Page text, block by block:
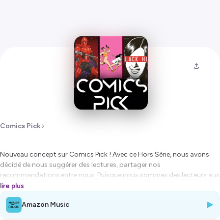
Comics Pick
Nouveau concept sur Comics Pick ! Avec ce Hors Série, nous avons
décidé de nous suggérer des lectures, partager nos
recommandations entre nous. Puisque nous sommes des lecteurs aux
profils et aux goûts bien différents (mais ouverts d'esprit), il nous a
semblé plus qu'évident que nous pouvions nous proposer des
lectures nous sortant de notre zone de confort.
lire plus
Amazon Music